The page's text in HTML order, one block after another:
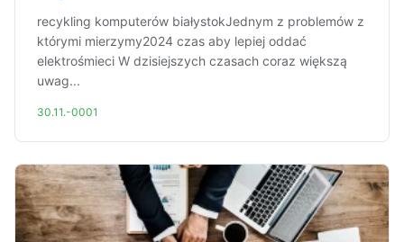
recykling komputerów białystokJednym z problemów z
którymi mierzymy2024 czas aby lepiej oddać
elektrośmieci W dzisiejszych czasach coraz większą
uwag...
30.11.-0001